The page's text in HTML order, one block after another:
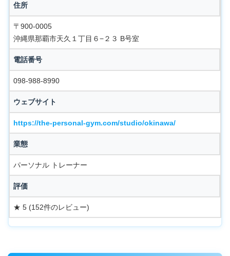
住所
〒900-0005
沖縄県那覇市天久１丁目６−２３ B号室
電話番号
098-988-8990
ウェブサイト
https://the-personal-gym.com/studio/okinawa/
業態
パーソナル トレーナー
評価
★ 5 (152件のレビュー)